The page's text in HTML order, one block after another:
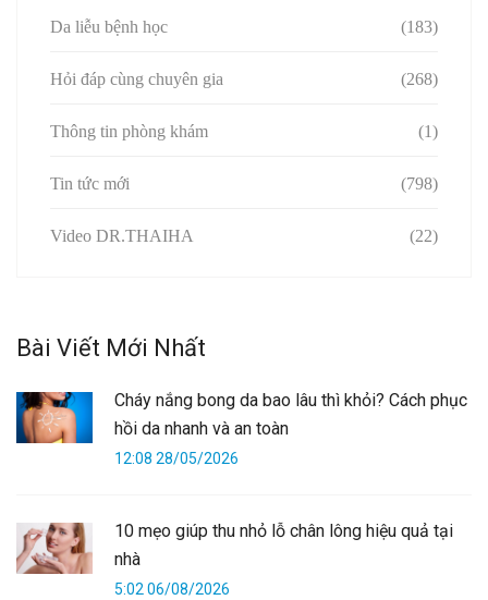
Da liễu bệnh học (183)
Hỏi đáp cùng chuyên gia (268)
Thông tin phòng khám (1)
Tin tức mới (798)
Video DR.THAIHA (22)
Bài Viết Mới Nhất
Cháy nắng bong da bao lâu thì khỏi? Cách phục
hồi da nhanh và an toàn
12:08 28/05/2026
10 mẹo giúp thu nhỏ lỗ chân lông hiệu quả tại
nhà
5:02 06/08/2026